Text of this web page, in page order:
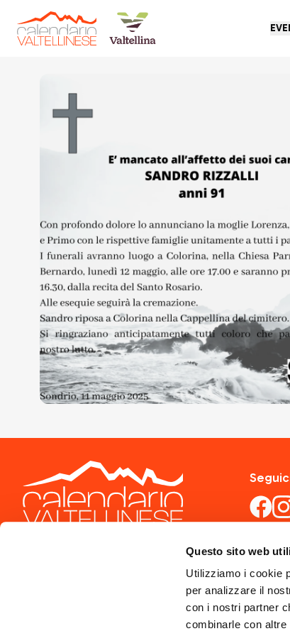
Questo sito web
Utilizziamo i cookie
per analizzare il
con i nostri partner
combinarle con
Go back